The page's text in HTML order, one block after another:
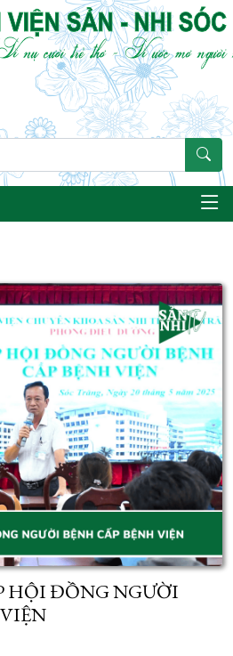
HỘI ĐỒNG NGƯỜI